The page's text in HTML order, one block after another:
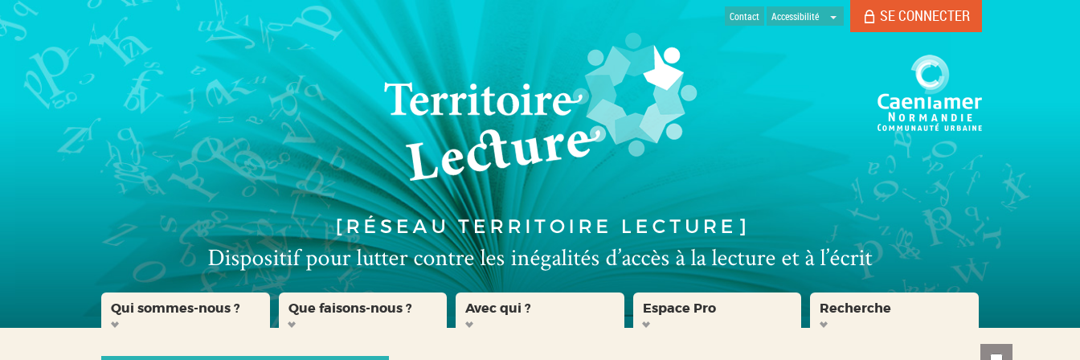
Aller
menu
Aller
contenu
Aller
la
recherche
Contact Accessibilité SE CONNECTER
Qui sommes-nous ? Que faisons-nous ? Avec qui ? Espace Pro Recherche